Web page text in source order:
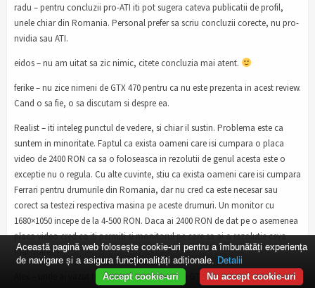
radu – pentru concluzii pro-ATI iti pot sugera cateva publicatii de profil,
unele chiar din Romania. Personal prefer sa scriu concluzii corecte, nu pro-
nvidia sau ATI.
eidos – nu am uitat sa zic nimic, citete concluzia mai atent.
ferike – nu zice nimeni de GTX 470 pentru ca nu este prezenta in acest review.
Cand o sa fie, o sa discutam si despre ea.
Realist – iti inteleg punctul de vedere, si chiar il sustin. Problema este ca
suntem in minoritate. Faptul ca exista oameni care isi cumpara o placa
video de 2400 RON ca sa o foloseasca in rezolutii de genul acesta este o
exceptie nu o regula. Cu alte cuvinte, stiu ca exista oameni care isi cumpara
Ferrari pentru drumurile din Romania, dar nu cred ca este necesar sau
corect sa testezi respectiva masina pe aceste drumuri. Un monitor cu
1680×1050 incepe de la 4-500 RON. Daca ai 2400 RON de dat pe o asemenea
placa video cred ca iti permiti si monitorul pe care sa ai o rezolutie ceva
mai mare.
Alex – unde ai vazut tu 850 frecventa default la GTX 285?
Această pagină web folosește cookie-uri pentru a îmbunătăți experiența
de navigare și a asigura funcționalițăți adiționale. Detalii
Nu accept cookie-uri
Accept cookie-uri